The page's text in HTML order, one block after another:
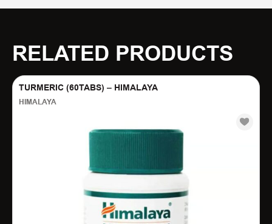
RELATED PRODUCTS
TURMERIC (60TABS) – HIMALAYA
HIMALAYA